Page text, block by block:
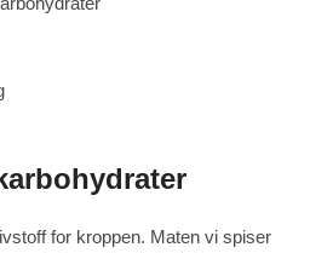
for kroppen. Maten vi spiser